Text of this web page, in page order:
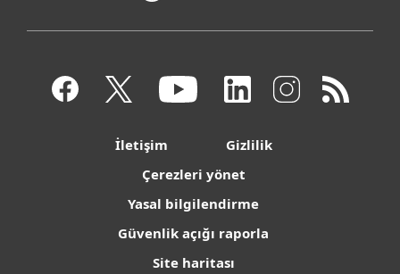
İletişim
Gizlilik
Çerezleri yönet
Yasal bilgilendirme
Güvenlik açığı raporla
Site haritası